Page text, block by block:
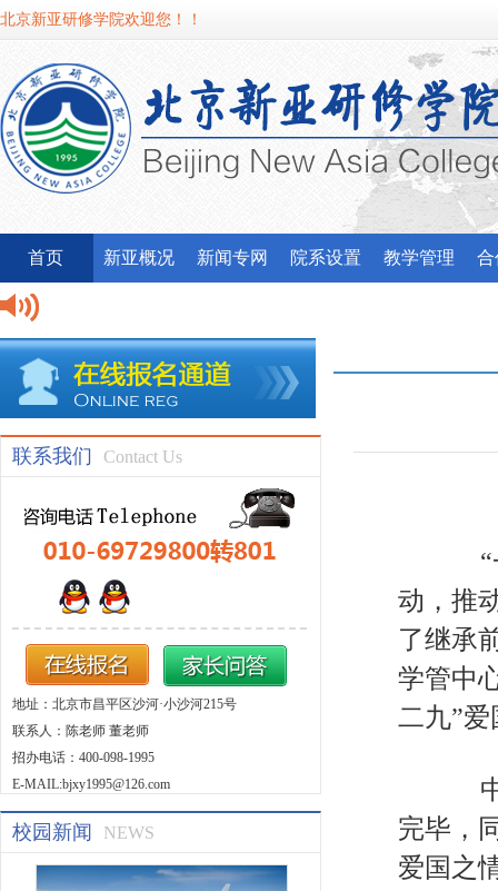
北京新亚研修学院欢迎您！！
首页 新亚概况 新闻专网 院系设置 教学管理
联系我们 Contact Us
地址：北京市昌平区沙河·小沙河215号
联系人：陈老师 董老师
招办电话：400-098-1995
E-MAIL:bjxy1995@126.com
校园新闻 NEWS
“一
动，推
了继承
学管中
二九”
完毕，
爱国之